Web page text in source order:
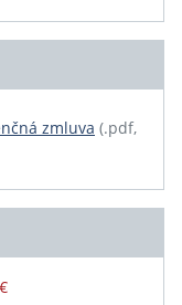
zmluva (.pdf,